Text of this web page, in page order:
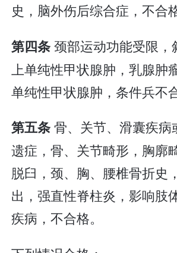
史，脑外伤后综合症，不合格
第四条颈部运动功能受限，
上单纯性甲状腺肿，乳腺肿
单纯性甲状腺肿，条件兵不
第五条骨、关节、滑囊疾病
遗症，骨、关节畸形，胸廓
脱臼，颈、胸、腰椎骨折史
出，强直性脊柱炎，影响肢
疾病，不合格。